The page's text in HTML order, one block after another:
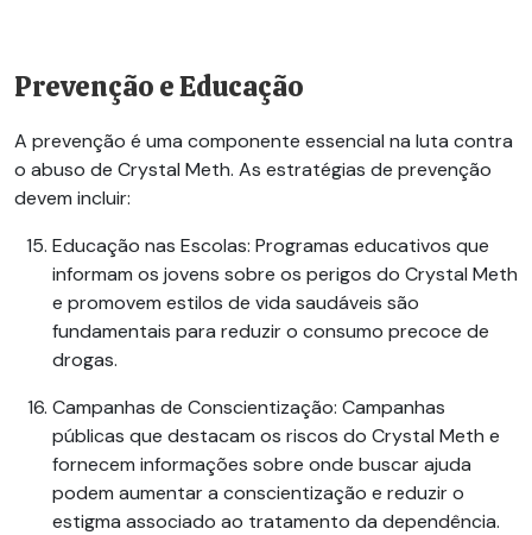
Prevenção e Educação
A prevenção é uma componente essencial na luta contra
o abuso de Crystal Meth. As estratégias de prevenção
devem incluir:
Educação nas Escolas: Programas educativos que
informam os jovens sobre os perigos do Crystal Meth
e promovem estilos de vida saudáveis são
fundamentais para reduzir o consumo precoce de
drogas.
Campanhas de Conscientização: Campanhas
públicas que destacam os riscos do Crystal Meth e
fornecem informações sobre onde buscar ajuda
podem aumentar a conscientização e reduzir o
estigma associado ao tratamento da dependência.